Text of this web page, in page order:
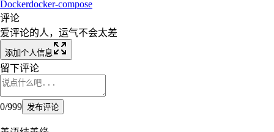
Dockerdocker-compose
评论
爱评论的人，运气不会太差
添加个人信息
留下评论
0/999 发布评论